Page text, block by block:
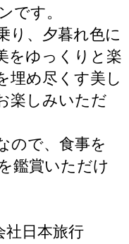
です。
り、夕暮れ色に
をゆっくりと楽
埋め尽くす美し
楽しみいただ
ので、食事を
鑑賞いただけ
社日本旅行